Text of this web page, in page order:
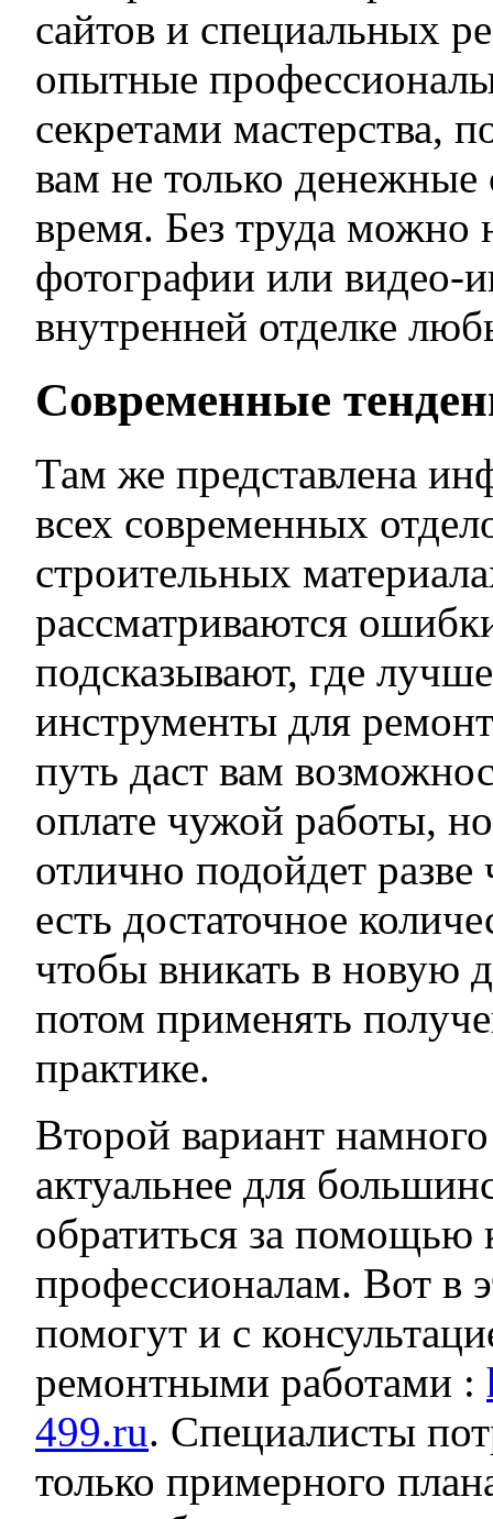
сайтов и специальных
опытные
секретами мастерства,
вам не только денежные
время. Без труда можно
фотографии или видео-
внутренней отделке
Современные
Там же представлена
всех современных
строительных
рассматриваются
подсказывают, где
инструменты для
путь даст вам
оплате чужой работы,
отлично подойдет разве
есть достаточное
чтобы вникать в новую
потом применять
практике.
Второй вариант
актуальнее для
обратиться за помощью
профессионалам. Вот в
помогут и с
ремонтными работами :
499.ru. Специалисты
только примерного